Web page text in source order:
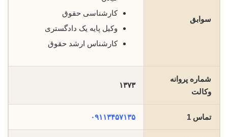
سوابق
کارشناسی حقوق
وکیل پایه یک دادگستری
کارشناس ارشد حقوق
شماره پروانه
وکالت
۱۳۷۳
تماس 1 ۰۹۱۱۳۴۵۷۱۳۵